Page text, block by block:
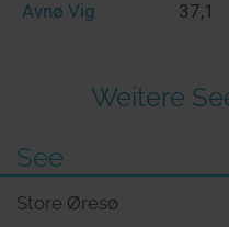
Avnø Vig
37,1
Weitere
See
Store Øresø